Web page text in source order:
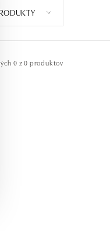
0 z 0 produktov